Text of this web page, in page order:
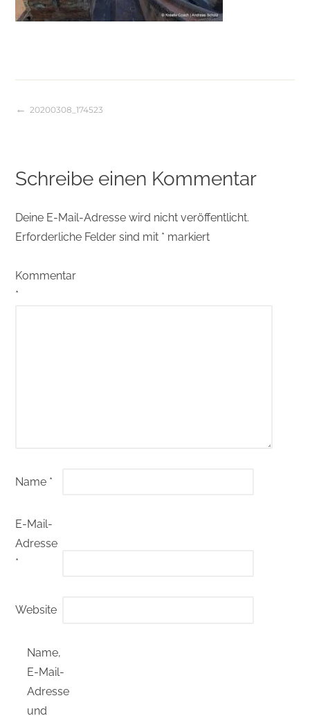
Beitragsnavigation
20200308_174523
Schreibe einen Kommentar
Deine E-Mail-Adresse wird nicht veröffentlicht.
Erforderliche Felder sind mit * markiert
Kommentar
*
Name *
E-Mail-
Adresse
*
Website
Name,
E-Mail-
Adresse
und